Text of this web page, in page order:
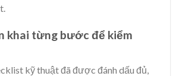
khai từng bước để kiểm
kỹ thuật đã được đánh dấu đủ,